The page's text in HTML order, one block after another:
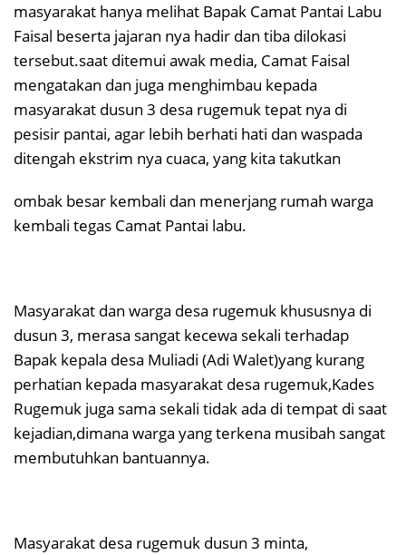
masyarakat hanya melihat Bapak Camat Pantai Labu
Faisal beserta jajaran nya hadir dan tiba dilokasi
tersebut.saat ditemui awak media, Camat Faisal
mengatakan dan juga menghimbau kepada
masyarakat dusun 3 desa rugemuk tepat nya di
pesisir pantai, agar lebih berhati hati dan waspada
ditengah ekstrim nya cuaca, yang kita takutkan
ombak besar kembali dan menerjang rumah warga
kembali tegas Camat Pantai labu.
Masyarakat dan warga desa rugemuk khususnya di
dusun 3, merasa sangat kecewa sekali terhadap
Bapak kepala desa Muliadi (Adi Walet)yang kurang
perhatian kepada masyarakat desa rugemuk,Kades
Rugemuk juga sama sekali tidak ada di tempat di saat
kejadian,dimana warga yang terkena musibah sangat
membutuhkan bantuannya.
Masyarakat desa rugemuk dusun 3 minta,